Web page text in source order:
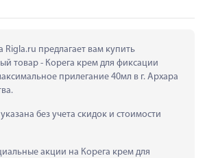
Rigla.ru предлагает вам купить
товар - Корега крем для фиксации
прилегание 40мл в г. Архара
без учета скидок и стоимости
акции на Корега крем для